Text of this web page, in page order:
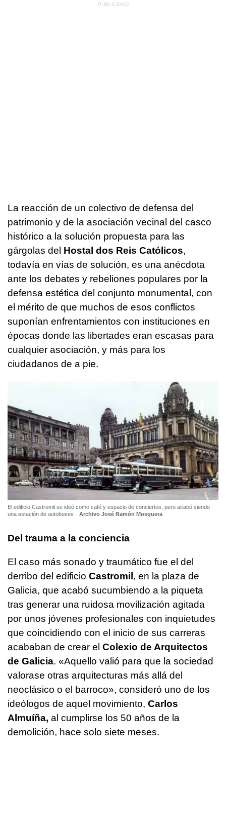
La reacción de un colectivo de defensa del
patrimonio y de la asociación vecinal del casco
histórico a la solución propuesta para las
gárgolas del Hostal dos Reis Católicos,
todavía en vías de solución, es una anécdota
ante los debates y rebeliones populares por la
defensa estética del conjunto monumental, con
el mérito de que muchos de esos conflictos
suponían enfrentamientos con instituciones en
épocas donde las libertades eran escasas para
cualquier asociación, y más para los
ciudadanos de a pie.
El edificio Castromil se ideó como café y espacio de conciertos, pero acabó siendo
una estación de autobuses
Archivo José Ramón Mosquera
Del trauma a la conciencia
El caso más sonado y traumático fue el del
derribo del edificio Castromil, en la plaza de
Galicia, que acabó sucumbiendo a la piqueta
tras generar una ruidosa movilización agitada
por unos jóvenes profesionales con inquietudes
que coincidiendo con el inicio de sus carreras
acababan de crear el Colexio de Arquitectos
de Galicia. «Aquello valió para que la sociedad
valorase otras arquitecturas más allá del
neoclásico o el barroco», consideró uno de los
ideólogos de aquel movimiento, Carlos
Almuíña, al cumplirse los 50 años de la
demolición, hace solo siete meses.